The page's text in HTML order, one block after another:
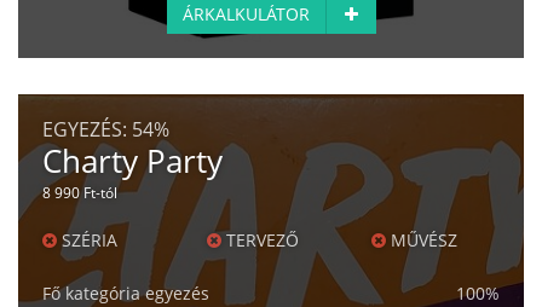
ÁRKALKULÁTOR
EGYEZÉS: 54%
Charty Party
8 990 Ft-tól
SZÉRIA TERVEZŐ MŰVÉSZ
Fő kategória egyezés 100%